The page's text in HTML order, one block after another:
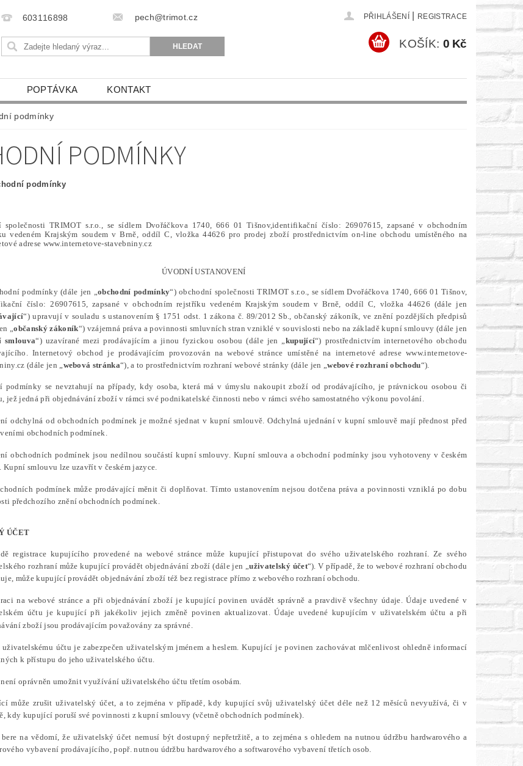
603116898 pech@trimot.cz PŘIHLÁŠENÍ REGISTRACE
KOŠÍK: 0 Kč
POPTÁVKA KONTAKT
podmínky
PODMÍNKY
podmínky
společnosti TRIMOT s.r.o., se sídlem Dvořáčkova 1740, 666 01 Tišnov,identifikační číslo: 26907615, zapsané v obchodním
vedeném Krajským soudem v Brně, oddíl C, vložka 44626 pro prodej zboží prostřednictvím on-line obchodu umístěného na
adrese www.internetove-stavebniny.cz
ÚVODNÍ USTANOVENÍ
podmínky (dále jen „obchodní podmínky“) obchodní společnosti TRIMOT s.r.o., se sídlem Dvořáčkova 1740, 666 01 Tišnov,
číslo: 26907615, zapsané v obchodním rejstříku vedeném Krajským soudem v Brně, oddíl C, vložka 44626 (dále jen
“) upravují v souladu s ustanovením § 1751 odst. 1 zákona č. 89/2012 Sb., občanský zákoník, ve znění pozdějších předpisů
„občanský zákoník“) vzájemná práva a povinnosti smluvních stran vzniklé v souvislosti nebo na základě kupní smlouvy (dále jen
smlouva“) uzavírané mezi prodávajícím a jinou fyzickou osobou (dále jen „ kupující“) prostřednictvím internetového obchodu
Internetový obchod je prodávajícím provozován na webové stránce umístěné na internetové adrese www.internetove-
(dále jen „ webová stránka“), a to prostřednictvím rozhraní webové stránky (dále jen „webové rozhraní obchodu“).
podmínky se nevztahují na případy, kdy osoba, která má v úmyslu nakoupit zboží od prodávajícího, je právnickou osobou či
jež jedná při objednávání zboží v rámci své podnikatelské činnosti nebo v rámci svého samostatného výkonu povolání.
odchylná od obchodních podmínek je možné sjednat v kupní smlouvě. Odchylná ujednání v kupní smlouvě mají přednost před
obchodních podmínek.
obchodních podmínek jsou nedílnou součástí kupní smlouvy. Kupní smlouva a obchodní podmínky jsou vyhotoveny v českém
Kupní smlouvu lze uzavřít v českém jazyce.
podmínek může prodávající měnit či doplňovat. Tímto ustanovením nejsou dotčena práva a povinnosti vzniklá po dobu
předchozího znění obchodních podmínek.
ÚČET
registrace kupujícího provedené na webové stránce může kupující přistupovat do svého uživatelského rozhraní. Ze svého
rozhraní může kupující provádět objednávání zboží (dále jen „uživatelský účet“). V případě, že to webové rozhraní obchodu
může kupující provádět objednávání zboží též bez registrace přímo z webového rozhraní obchodu.
na webové stránce a při objednávání zboží je kupující povinen uvádět správně a pravdivě všechny údaje. Údaje uvedené v
účtu je kupující při jakékoliv jejich změně povinen aktualizovat.Údaje uvedené kupujícím v uživatelském účtu a při
zboží jsou prodávajícím považovány za správné.
uživatelskému účtu je zabezpečen uživatelským jménem a heslem. Kupující je povinen zachovávat mlčenlivost ohledně informací
k přístupu do jeho uživatelského účtu.
oprávněn umožnit využívání uživatelského účtu třetím osobám.
může zrušit uživatelský účet, a to zejména v případě, kdy kupující svůj uživatelský účet déle než 12 měsíců nevyužívá, či v
kdy kupující poruší své povinnosti z kupní smlouvy (včetně obchodních podmínek).
na vědomí, že uživatelský účet nemusí být dostupný nepřetržitě, a to zejména s ohledem na nutnou údržbu hardwarového a
vybavení prodávajícího, popř. nutnou údržbu hardwarového a softwarového vybavení třetích osob.